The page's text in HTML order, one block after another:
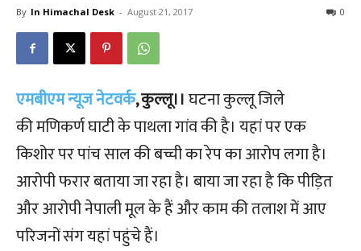
By In Himachal Desk - August 21, 2017 0
एमबीएम न्यूज नेटवर्क, कुल्लू।।घटना कुल्लू जिले
की मणिकर्ण घाटी के पाथला गांव की है। यहां पर एक
किशोर पर पांच साल की बच्ची का रेप का आरोप लगा है।
आरोपी फरार बताया जा रहा है। बाया जा रहा है कि पीड़ित
और आरोपी नेपाली मूल के हैं और काम की तलाश में आए
परिजनों संग यहां पहुंचे हैं।